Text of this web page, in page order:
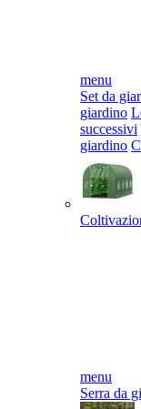
menu
Set da
giardino
successivi
giardino
menu
Serra da